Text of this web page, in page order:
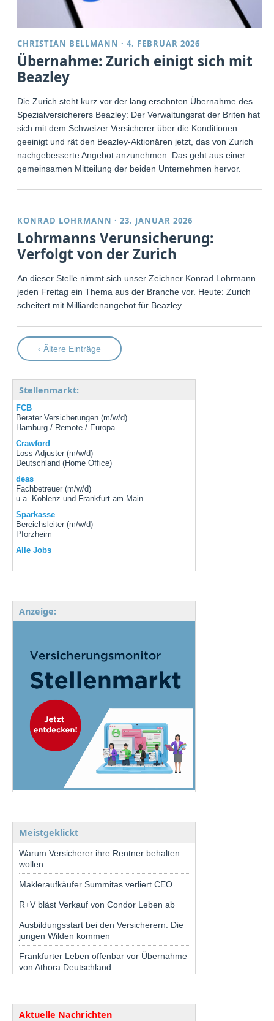
CHRISTIAN BELLMANN ·4. FEBRUAR 2026
Übernahme: Zurich einigt sich mit
Beazley
Die Zurich steht kurz vor der lang ersehnten Übernahme des
Spezialversicherers Beazley: Der Verwaltungsrat der Briten hat
sich mit dem Schweizer Versicherer über die Konditionen
geeinigt und rät den Beazley-Aktionären jetzt, das von Zurich
nachgebesserte Angebot anzunehmen. Das geht aus einer
gemeinsamen Mitteilung der beiden Unternehmen hervor.
KONRAD LOHRMANN ·23. JANUAR 2026
Lohrmanns Verunsicherung:
Verfolgt von der Zurich
An dieser Stelle nimmt sich unser Zeichner Konrad Lohrmann
jeden Freitag ein Thema aus der Branche vor. Heute: Zurich
scheitert mit Milliardenangebot für Beazley.
‹ Ältere Einträge
Stellenmarkt:
FCB
Berater Versicherungen (m/w/d)
Hamburg / Remote / Europa
Crawford
Loss Adjuster (m/w/d)
Deutschland (Home Office)
deas
Fachbetreuer (m/w/d)
u.a. Koblenz und Frankfurt am Main
Sparkasse
Bereichsleiter (m/w/d)
Pforzheim
Alle Jobs
Anzeige:
Meistgeklickt
Warum Versicherer ihre Rentner behalten
wollen
Makleraufkäufer Summitas verliert CEO
R+V bläst Verkauf von Condor Leben ab
Ausbildungsstart bei den Versicherern: Die
jungen Wilden kommen
Frankfurter Leben offenbar vor Übernahme
von Athora Deutschland
Aktuelle Nachrichten